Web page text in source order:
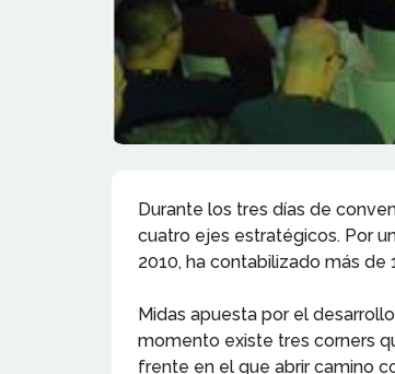
Durante los tres días de
cuatro ejes estratégicos. Por
2010, ha contabilizado más de
Midas apuesta por el
momento existe tres corners
frente en el que abrir camino